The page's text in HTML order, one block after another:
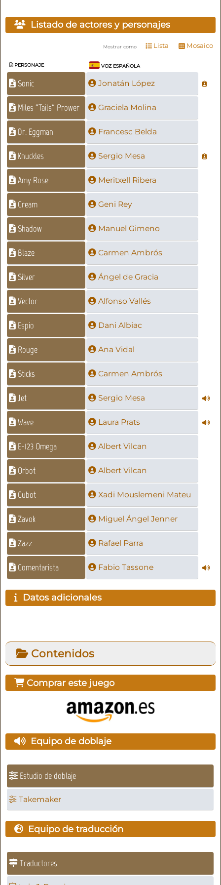
Listado de actores y personajes
Mostrar como Lista Mosaico
PERSONAJE VOZ ESPAÑOLA
Sonic Jonatán López
Miles "Tails" Prower Graciela Molina
Dr. Eggman Francesc Belda
Knuckles Sergio Mesa
Amy Rose Meritxell Ribera
Cream Geni Rey
Shadow Manuel Gimeno
Blaze Carmen Ambrós
Silver Ángel de Gracia
Vector Alfonso Vallés
Espio Dani Albiac
Rouge Ana Vidal
Sticks Carmen Ambrós
Jet Sergio Mesa
Wave Laura Prats
E-123 Omega Albert Vilcan
Orbot Albert Vilcan
Cubot Xadi Mouslemeni Mateu
Zavok Miguel Ángel Jenner
Zazz Rafael Parra
Comentarista Fabio Tassone
Datos adicionales
Contenidos
Comprar este juego
Equipo de doblaje
Estudio de doblaje
Takemaker
Equipo de traducción
Traductores